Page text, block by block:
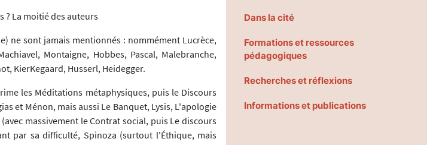
? La moitié des auteurs
ne sont jamais mentionnés : nommément Lucrèce,
Montaigne, Hobbes, Pascal, Malebranche,
KierKegaard, Husserl, Heidegger.
les Méditations métaphysiques, puis le Discours
et Ménon, mais aussi Le Banquet, Lysis, L'apologie
massivement le Contrat social, puis Le discours
par sa difficulté, Spinoza (surtout l'Éthique, mais
Dans la cité
Formations et ressources
pédagogiques
Recherches et réflexions
Informations et publications